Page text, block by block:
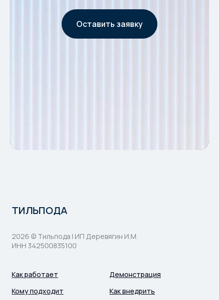
Оставить заявку
ТИЛЬПОДА
2026 © Тильпода | ИП Деревягин И.М.
ИНН 342500835100
Как работает
Кому подходит
Демонстрация
Как внедрить